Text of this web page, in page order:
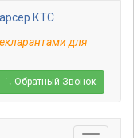
КТС
для
Обратный Звонок